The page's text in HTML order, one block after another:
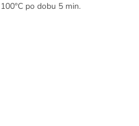
po dobu 5 min.